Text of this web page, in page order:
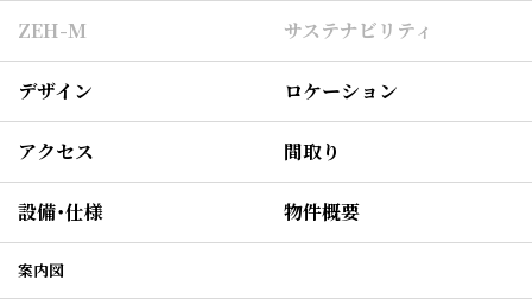
ZEH-M サステナビリティ
デザイン ロケーション
アクセス 間取り
設備・仕様 物件概要
案内図